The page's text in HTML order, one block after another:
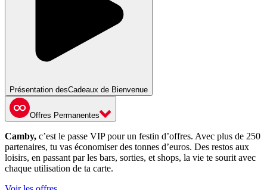
Présentation desCadeaux de Bienvenue
Offres Permanentes
Camby, c’est le passe VIP pour un festin d’offres. Avec plus de 250
partenaires, tu vas économiser des tonnes d’euros. Des restos aux
loisirs, en passant par les bars, sorties, et shops, la vie te sourit avec
chaque utilisation de ta carte.